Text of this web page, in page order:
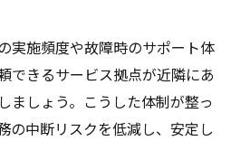
実施頻度や故障時のサポート体
できるサービス拠点が近隣にあ
ましょう。こうした体制が整っ
の中断リスクを低減し、安定し